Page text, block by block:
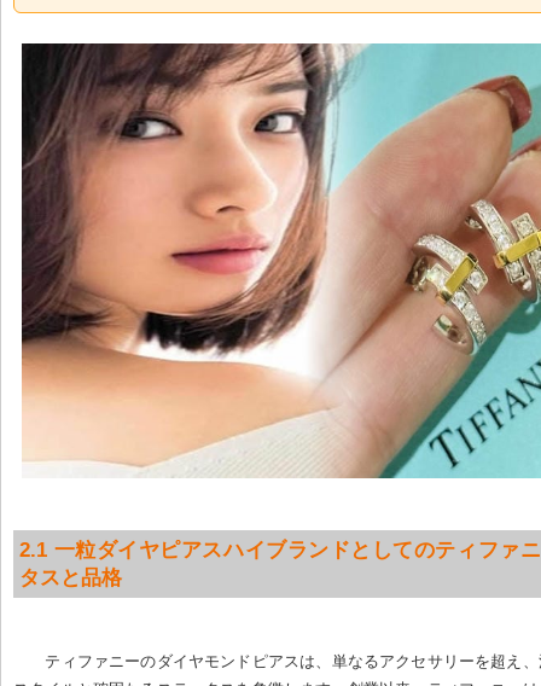
2.1 一粒ダイヤピアスハイブランドとしてのティファ
タスと品格
ティファニーのダイヤモンドピアスは、単なるアクセサリーを超え